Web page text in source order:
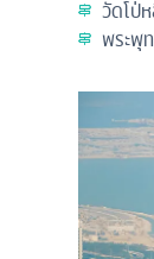
วัดโป่
พระพุ